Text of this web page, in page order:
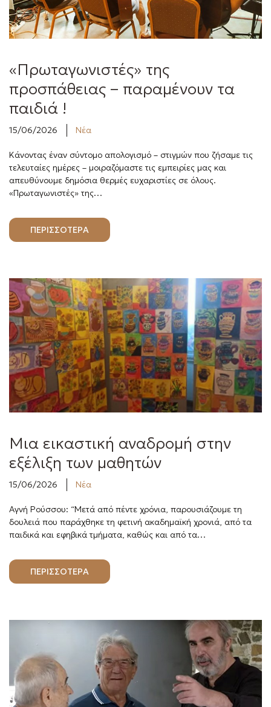
e
n
«Πρωταγωνιστές» της
προσπάθειας – παραμένουν τα
παιδιά !
15/06/2026 Νέα
Κάνοντας έναν σύντομο απολογισμό – στιγμών που ζήσαμε τις
τελευταίες ημέρες – μοιραζόμαστε τις εμπειρίες μας και
απευθύνουμε δημόσια θερμές ευχαριστίες σε όλους.
«Πρωταγωνιστές» της…
ΠΕΡΙΣΣΟΤΕΡΑ
Μια εικαστική αναδρομή στην
εξέλιξη των μαθητών
15/06/2026 Νέα
Αγνή Ρούσσου: “Μετά από πέντε χρόνια, παρουσιάζουμε τη
δουλειά που παράχθηκε τη φετινή ακαδημαϊκή χρονιά, από τα
παιδικά και εφηβικά τμήματα, καθώς και από τα…
ΠΕΡΙΣΣΟΤΕΡΑ